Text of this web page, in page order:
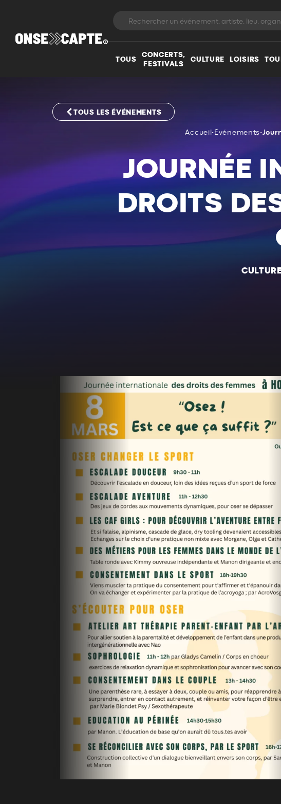
TOUS
CONCERTS,
FESTIVALS
CULTURE LOISIRS
TOUS LES ÉVÉNEMENTS
Accueil • Événements•
JOURNÉE
DROITS